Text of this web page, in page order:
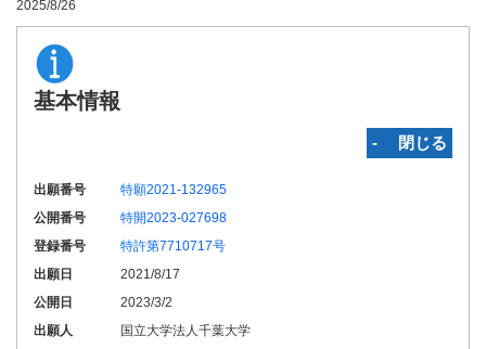
2025/8/26
基本情報
‐ 閉じる
出願番号
特願2021-132965
公開番号
特開2023-027698
登録番号
特許第7710717号
出願日
2021/8/17
公開日
2023/3/2
出願人
国立大学法人千葉大学